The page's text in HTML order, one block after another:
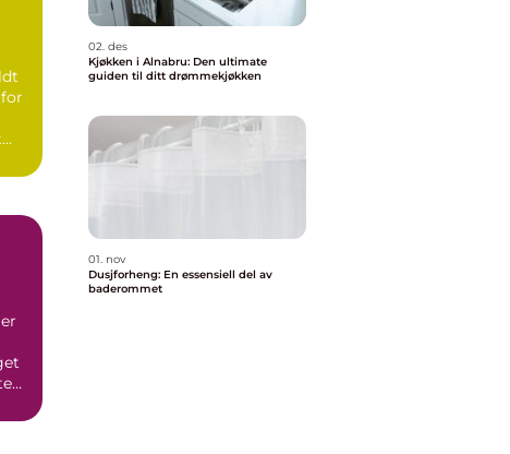
02. des
Kjøkken i Alnabru: Den ultimate
guiden til ditt drømmekjøkken
01. nov
Dusjforheng: En essensiell del av
baderommet